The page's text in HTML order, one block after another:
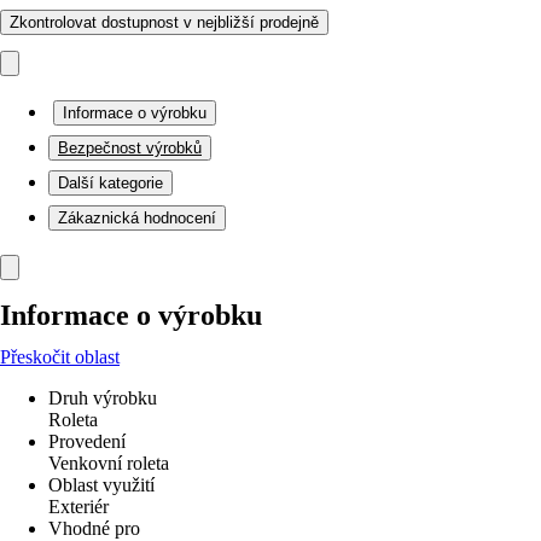
Zkontrolovat dostupnost v nejbližší prodejně
Informace o výrobku
Bezpečnost výrobků
Další kategorie
Zákaznická hodnocení
Informace o výrobku
Přeskočit oblast
Druh výrobku
Roleta
Provedení
Venkovní roleta
Oblast využití
Exteriér
Vhodné pro